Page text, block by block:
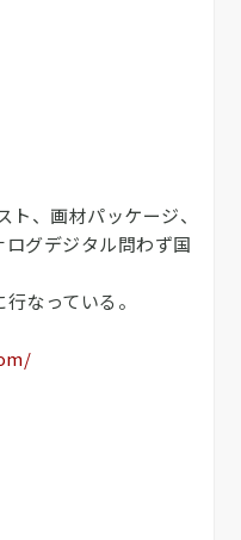
、画材パッケージ、
グデジタル問わず国
なっている。